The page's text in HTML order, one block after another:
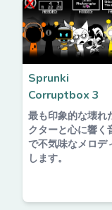
Sprunki
Corruptbox 3
最も印象的な壊れ
クターと心に響く
で不気味なメロデ
します。